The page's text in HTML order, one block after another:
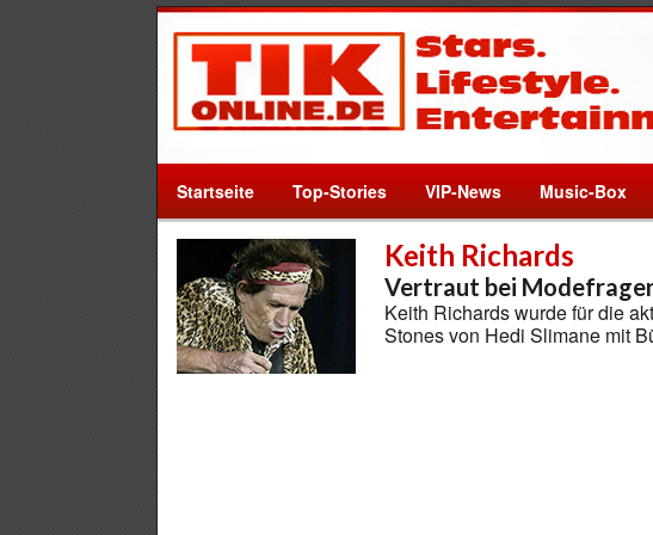
Startseite Top-Stories VIP-News Music-Box
Keith Richards
Vertraut bei
Keith Richards wurde für die
Stones von Hedi Slimane mit